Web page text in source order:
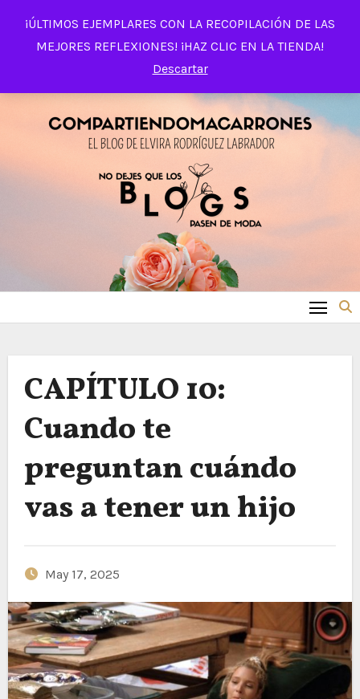
¡ÚLTIMOS EJEMPLARES CON LA RECOPILACIÓN DE LAS
MEJORES REFLEXIONES! ¡HAZ CLIC EN LA TIENDA!
Descartar
contenido
CAPÍTULO 10:
Cuando te
preguntan cuándo
vas a tener un hijo
May 17, 2025